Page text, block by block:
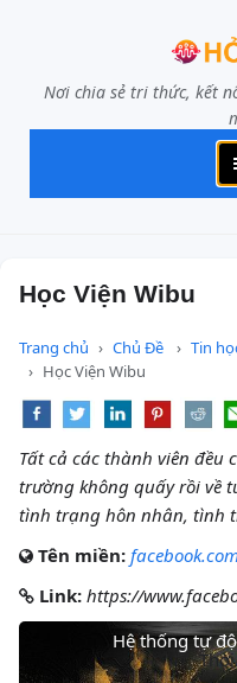
Nơi chia sẻ tri thức, kết
Học Viện Wibu
Trang chủ Chủ Đề Tin
Học Viện Wibu
Tất cả các thành viên đều
trường không quấy rồi về
tình trạng hôn nhân, tình
Tên miền:
Link: https://
Hệ thống tự